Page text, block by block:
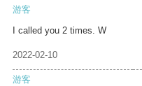
游客
I called you 2 times. W
2022-02-10
游客